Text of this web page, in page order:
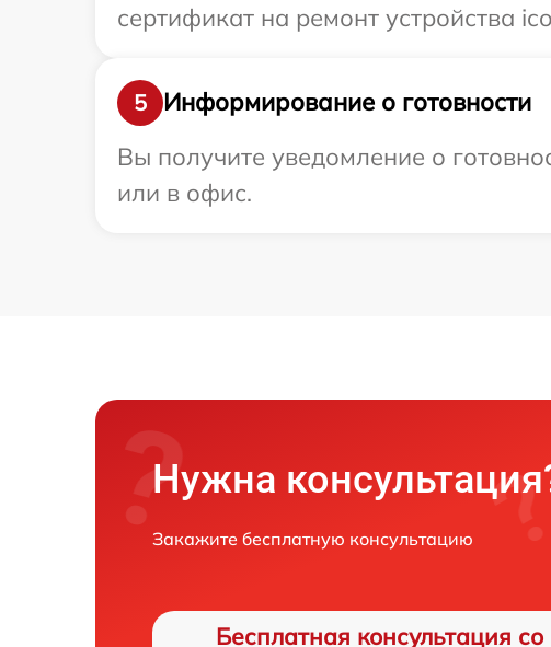
сертификат на ремонт устройства
5
Информирование о готовности
Вы получите уведомление о
или в офис.
Нужна
Закажите бесплатную консультацию
Бесплатная консультация